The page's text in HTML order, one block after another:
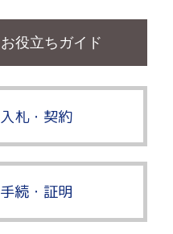
お役立ちガイド
入札・契約
手続・証明